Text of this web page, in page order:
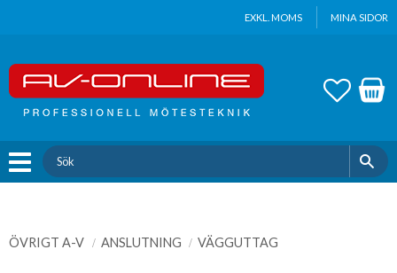
EXKL. MOMS MINA SIDOR
ÖVRIGT A-V ANSLUTNING VÄGGUTTAG